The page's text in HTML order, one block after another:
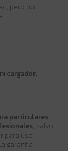
pero no
cargador.
particulares,
, salvo
para uso
garantía.